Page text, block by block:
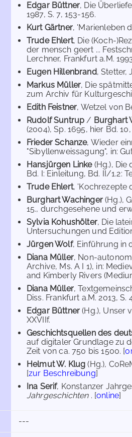
Edgar Büttner, Die
1987, S. 7, 153-156.
Kurt Gärtner, 'Marienleben
Trude Ehlert, Die (Koch-
der mensch geert ...
Lerchner, Frankfurt a.M.
Eugen Hillenbrand, Stetter,
Markus Müller, Die
zum Archiv für
Edith Feistner, Wetzel von
Rudolf Suntrup / Burghart
(2004), Sp. 1695, hier Bd. 10,
Frieder Schanze, Wieder
"Sibyllenweissagung", in:
Hansjürgen Linke (Hg.),
Bd. I: Einleitung, Bd. II/1.2:
Trude Ehlert, 'Kochrezepte
Burghart Wachinger(Hg.),
15., durchgesehene und
Sylvia Kohushölter, Die
Untersuchungen und
Jürgen Wolf, Einführung in
Diana Müller, Non-
Archive, Ms. A I 1), in:
and Kimberly Rivers
Diana Müller,
Diss. Frankfurt a.M. 2013, S.
Edgar Büttner(Hg.), Unser
XXVIIf.
Geschichtsquellen des
auf digitaler Grundlage zu
Zeit von ca. 750 bis 1500. [
Helmut W. Klug(Hg.),
[zur Beschreibung]
Ina Serif, Konstanzer
Jahrgeschichten . [online]
---